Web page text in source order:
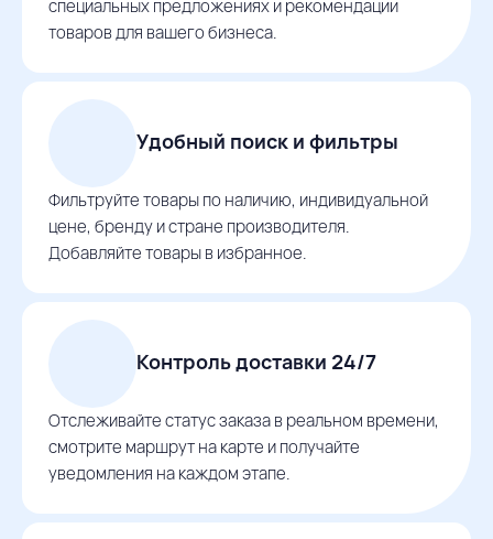
специальных предложениях и рекомендации
товаров для вашего бизнеса.
Удобный поиск и фильтры
Фильтруйте товары по наличию, индивидуальной
цене, бренду и стране производителя.
Добавляйте товары в избранное.
Контроль доставки 24/7
Отслеживайте статус заказа в реальном времени,
смотрите маршрут на карте и получайте
уведомления на каждом этапе.